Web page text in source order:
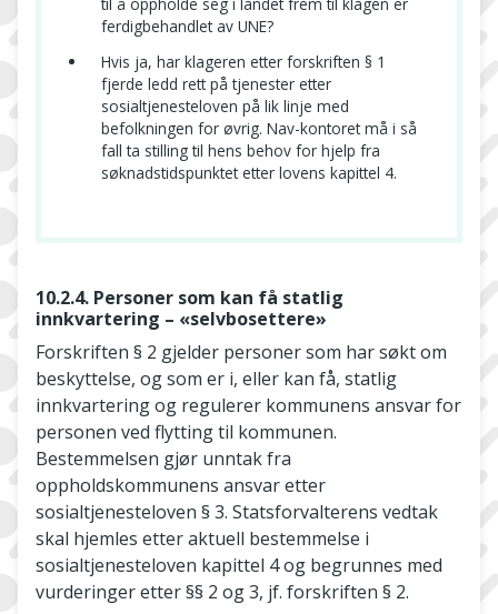
ferdigbehandlet av UNE?
Hvis ja, har klageren etter forskriften § 1
fjerde ledd rett på tjenester etter
sosialtjenesteloven på lik linje med
befolkningen for øvrig. Nav-kontoret må i så
fall ta stilling til hens behov for hjelp fra
søknadstidspunktet etter lovens kapittel 4.
10.2.4. Personer som kan få statlig
innkvartering – «selvbosettere»
Forskriften § 2 gjelder personer som har søkt om
beskyttelse, og som er i, eller kan få, statlig
innkvartering og regulerer kommunens ansvar for
personen ved flytting til kommunen.
Bestemmelsen gjør unntak fra
oppholdskommunens ansvar etter
sosialtjenesteloven § 3. Statsforvalterens vedtak
skal hjemles etter aktuell bestemmelse i
sosialtjenesteloven kapittel 4 og begrunnes med
vurderinger etter §§ 2 og 3, jf. forskriften § 2.